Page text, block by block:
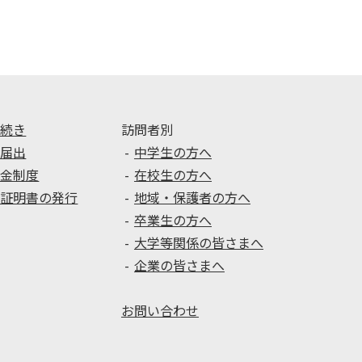
き
出
制度
明書の発行
訪問者別
中学生の方へ
在校生の方へ
地域・保護者の方へ
卒業生の方へ
大学等関係の皆さまへ
企業の皆さまへ
お問い合わせ